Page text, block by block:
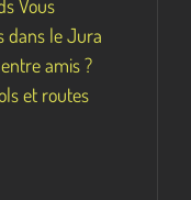
Vous
dans le Jura
amis ?
et routes